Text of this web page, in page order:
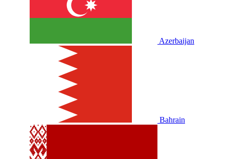
Azerbaijan
Bahrain